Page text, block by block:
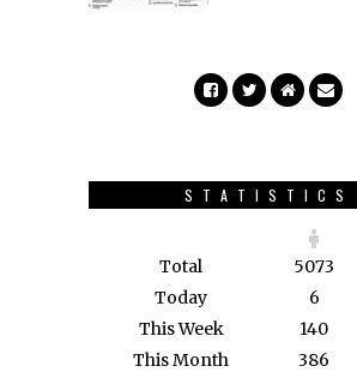
STATISTICS
Total 5073
Today
6
This Week
140
This Month
386